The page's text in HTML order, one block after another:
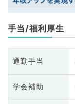
手当/福利厚生
通勤手当
学会補助